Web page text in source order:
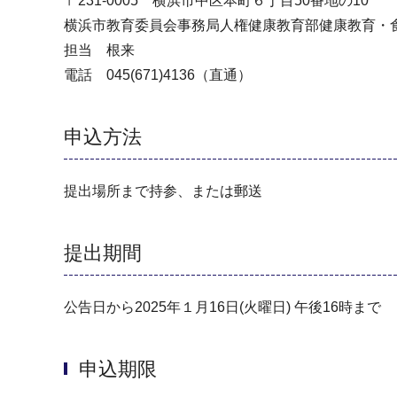
横浜市教育委員会事務局人権健康教育部健康教育・
担当 根来
電話 045(671)4136（直通）
申込方法
提出場所まで持参、または郵送
提出期間
公告日から2025年１月16日(火曜日) 午後16時まで
申込期限